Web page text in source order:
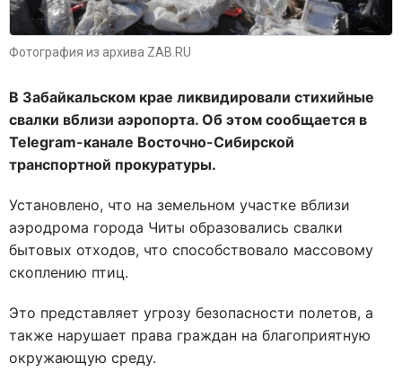
Фотография из архива ZAB.RU
В Забайкальском крае ликвидировали стихийные
свалки вблизи аэропорта. Об этом сообщается в
Telegram-канале Восточно-Сибирской
транспортной прокуратуры.
Установлено, что на земельном участке вблизи
аэродрома города Читы образовались свалки
бытовых отходов, что способствовало массовому
скоплению птиц.
Это представляет угрозу безопасности полетов, а
также нарушает права граждан на благоприятную
окружающую среду.